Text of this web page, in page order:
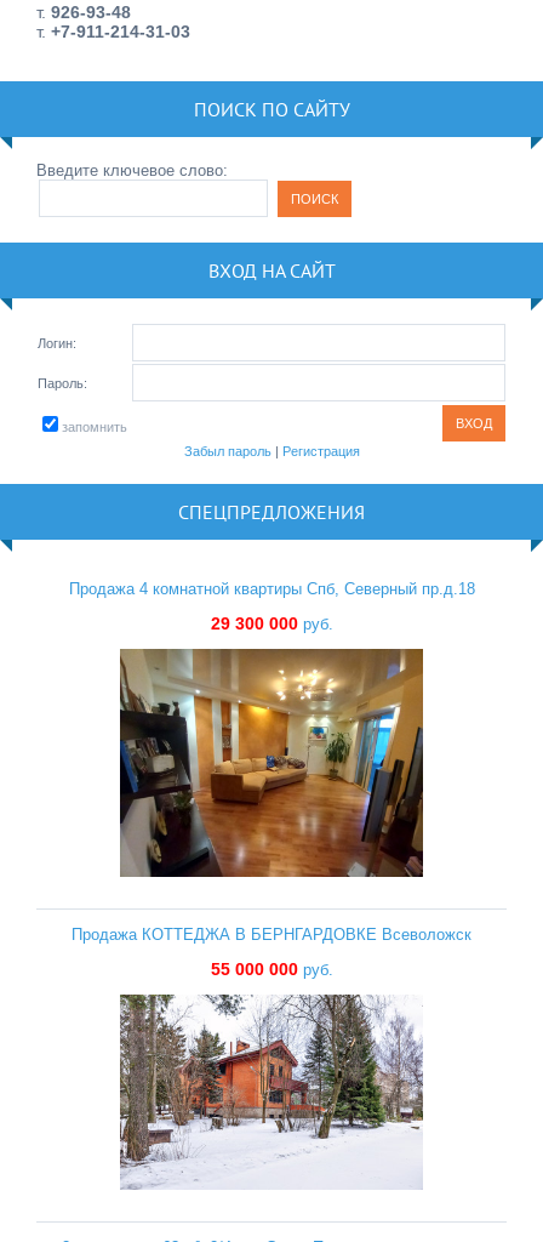
т. 926-93-48
т. +7-911-214-31-03
ПОИСК ПО САЙТУ
Введите ключевое слово:
ВХОД НА САЙТ
Логин:
Пароль:
запомнить
Забыл пароль| Регистрация
СПЕЦПРЕДЛОЖЕНИЯ
Продажа 4 комнатной квартиры Спб, Северный пр.д.18
29 300 000руб.
Продажа КОТТЕДЖА В БЕРНГАРДОВКЕ Всеволожск
55 000 000руб.